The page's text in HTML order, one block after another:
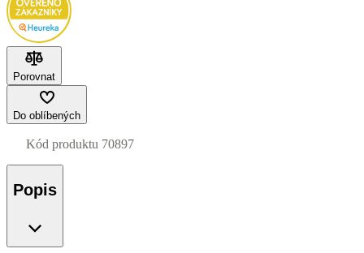
Porovnat
Do oblíbených
Kód produktu 70897
Popis